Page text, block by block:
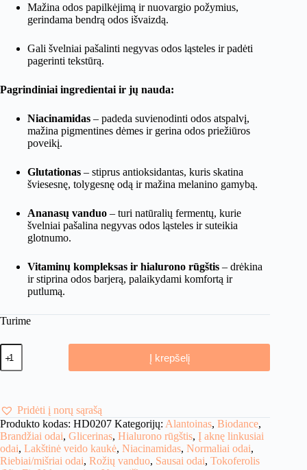
Mažina odos papilkėjimą ir nuovargio požymius,
gerindama bendrą odos išvaizdą.
Gali švelniai pašalinti negyvas odos ląsteles ir padėti
pagerinti tekstūrą.
Pagrindiniai ingredientai ir jų nauda:
Niacinamidas – padeda suvienodinti odos atspalvį,
mažina pigmentines dėmes ir gerina odos priežiūros
poveikį.
Glutationas – stiprus antioksidantas, kuris skatina
šviesesnę, tolygesnę odą ir mažina melanino gamybą.
Ananasų vanduo – turi natūralių fermentų, kurie
švelniai pašalina negyvas odos ląsteles ir suteikia
glotnumo.
Vitaminų kompleksas ir hialurono rūgštis – drėkina
ir stiprina odos barjerą, palaikydami komfortą ir
putlumą.
Turime
produkto
kiekis:
Biodance
Niacinamide
Real
Deep
Mask
-
Skaistinamoji
Į krepšelį
Pridėti į norų sąrašą
Produkto kodas: HD0207 Kategorijų: Alantoinas, Biodance,
Brandžiai odai, Glicerinas, Hialurono rūgštis, Į aknę linkusiai
odai, Lakštinė veido kaukė, Niacinamidas, Normaliai odai,
Riebiai/mišriai odai, Rožių vanduo, Sausai odai, Tokoferolis